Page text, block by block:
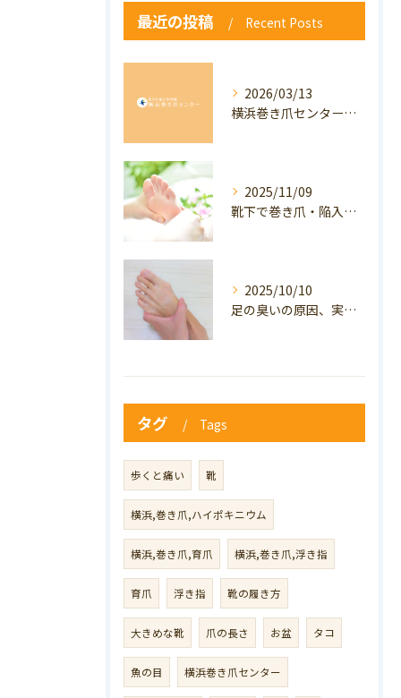
最近の投稿 Recent Posts
2026/03/13
横浜巻き爪センター：専門家が答える「巻き爪・陥入爪」Q&A
2025/11/09
靴下で巻き爪・陥入爪の予防はできる？おすすめの靴下を紹介！
2025/10/10
足の臭いの原因、実は巻き爪かも？ニオイ対策と予防のポイントも解説！
タグ Tags
歩くと痛い 靴
横浜,巻き爪,ハイポキニウム
横浜,巻き爪,育爪 横浜,巻き爪,浮き指
育爪 浮き指 靴の履き方
大きめな靴 爪の長さ お盆 タコ
魚の目 横浜巻き爪センター